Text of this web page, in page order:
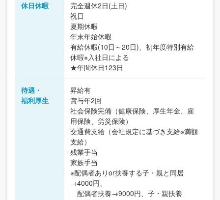
休日休暇
完全週休2日(土日)
祝日
夏期休暇
年末年始休暇
有給休暇(10日～20日)、初年度特別有給
休暇※入社日による
★年間休日123日
待遇・
福利厚生
昇給有
賞与年2回
社会保険完備（健康保険、厚生年金、雇
用保険、労災保険）
交通費支給（会社規定に基づき支給※満額
支給）
残業手当
家族手当
※配偶者ありor扶養する子・親と同居
→4000円、
配偶者扶養→9000円、子・親扶養